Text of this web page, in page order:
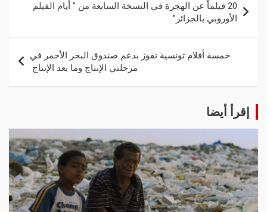
20 فيلماً عن الهجرة في النسخة السابعة من ” أيام الفيلم
الأوروبي بالجزائر”
خمسة أفلام تونسية تفوز بدعم صندوق البحر الأحمر في
مرحلتي الإنتاج وما بعد الإنتاج
إقرأ أيضا